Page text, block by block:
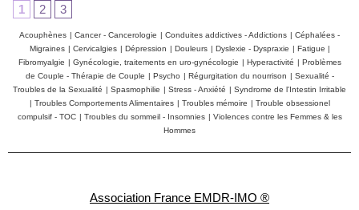
Association France EMDR-IMO ®
1
2 3
Acouphènes | Cancer - Cancerologie | Conduites addictives - Addictions | Céphalées -
Migraines | Cervicalgies | Dépression | Douleurs | Dyslexie - Dyspraxie | Fatigue |
Fibromyalgie | Gynécologie, traitements en uro-gynécologie | Hyperactivité | Problèmes
de Couple - Thérapie de Couple | Psycho | Régurgitation du nourrison | Sexualité -
Troubles de la Sexualité | Spasmophilie | Stress - Anxiété | Syndrome de l'Intestin Irritable
| Troubles Comportements Alimentaires | Troubles mémoire | Trouble obsessionel
compulsif - TOC | Troubles du sommeil - Insomnies | Violences contre les Femmes & les
Hommes